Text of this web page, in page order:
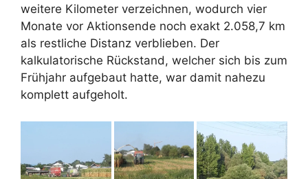
weitere Kilometer verzeichnen, wodurch vier
Monate vor Aktionsende noch exakt 2.058,7 km
als restliche Distanz verblieben. Der
kalkulatorische Rückstand, welcher sich bis zum
Frühjahr aufgebaut hatte, war damit nahezu
komplett aufgeholt.